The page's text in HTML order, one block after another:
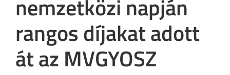
nemzetközi napján
rangos díjakat adott
át az MVGYOSZ